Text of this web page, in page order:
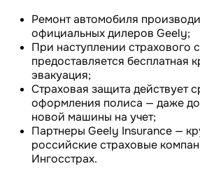
Ремонт автомобиля
официальных дилеров Geely;
При наступлении страхового
предоставляется бесплатная
эвакуация;
Страховая защита действует
оформления полиса — даже до
новой машины на учет;
Партнеры Geely Insurance —
российские страховые
Ингосстрах.